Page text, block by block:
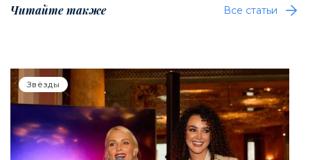
Читайте также Все статьи